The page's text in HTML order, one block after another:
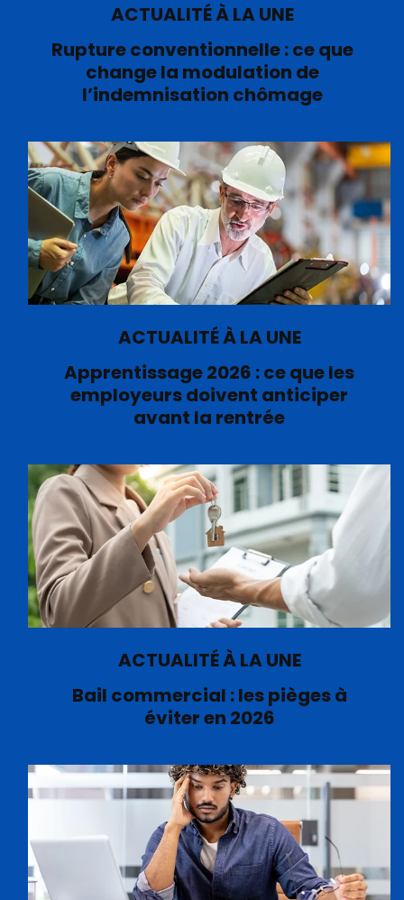
ACTUALITÉ À LA UNE
Rupture conventionnelle : ce que
change la modulation de
l’indemnisation chômage
ACTUALITÉ À LA UNE
Apprentissage 2026 : ce que les
employeurs doivent anticiper
avant la rentrée
ACTUALITÉ À LA UNE
Bail commercial : les pièges à
éviter en 2026